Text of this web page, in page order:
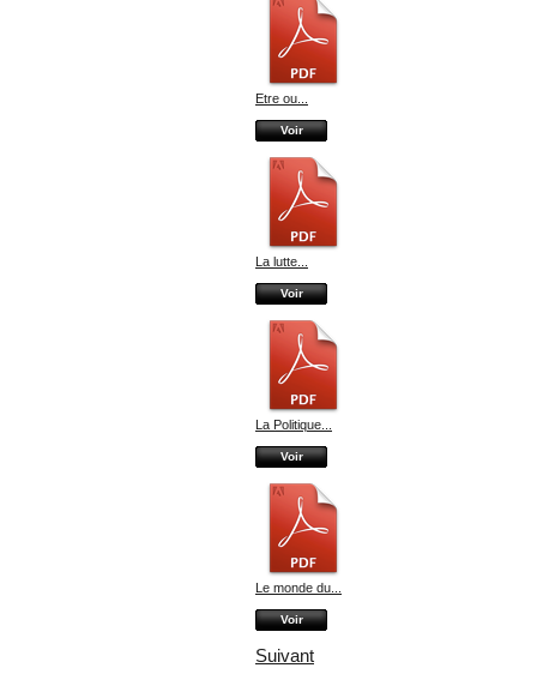
Etre ou...
Voir
La lutte...
Voir
La Politique...
Voir
Le monde du...
Voir
Suivant